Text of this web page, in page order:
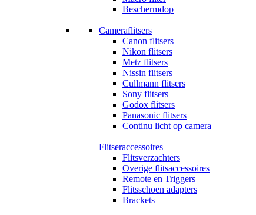
Beschermdop
Cameraflitsers
Canon flitsers
Nikon flitsers
Metz flitsers
Nissin flitsers
Cullmann flitsers
Sony flitsers
Godox flitsers
Panasonic flitsers
Continu licht op camera
Flitseraccessoires
Flitsverzachters
Overige flitsaccessoires
Remote en Triggers
Flitsschoen adapters
Brackets